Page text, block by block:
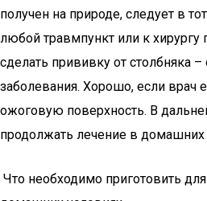
получен на природе, следует в
любой травмпункт или к хирургу
сделать прививку от столбняка
заболевания. Хорошо, если врач
ожоговую поверхность. В
продолжать лечение в домашних
Что необходимо приготовить